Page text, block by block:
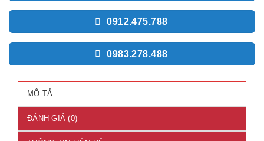
0912.475.788
0983.278.488
MÔ TẢ
ĐÁNH GIÁ (0)